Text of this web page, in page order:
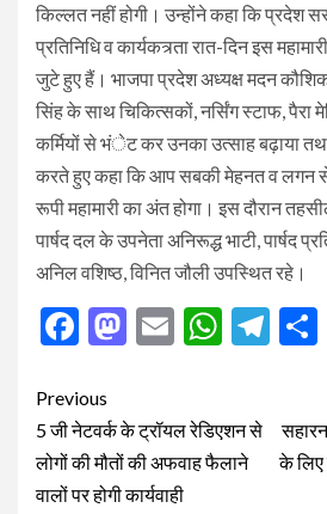
किल्लत नहीं होगी। उन्होंने कहा कि प्रदेश
प्रतिनिधि व कार्यकत्र्ता रात-दिन इस
जुटे हुए हैं। भाजपा प्रदेश अध्यक्ष मदन
सिंह के साथ चिकित्सकों, नर्सिंग स्टाफ,
कर्मियों से भंेट कर उनका उत्साह बढ़ाया
करते हुए कहा कि आप सबकी मेहनत व लगन से
रूपी महामारी का अंत होगा। इस दौरान
पार्षद दल के उपनेता अनिरूद्ध भाटी, पार्षद
अनिल वशिष्ठ, विनित जौली उपस्थित रहे।
Facebook
Mastodon
Email
Post
navigation
Previous
5 जी नेटवर्क के ट्रॉयल रेडिएशन से
लोगों की मौतों की अफवाह फैलाने
वालों पर होगी कार्यवाही
के लिए